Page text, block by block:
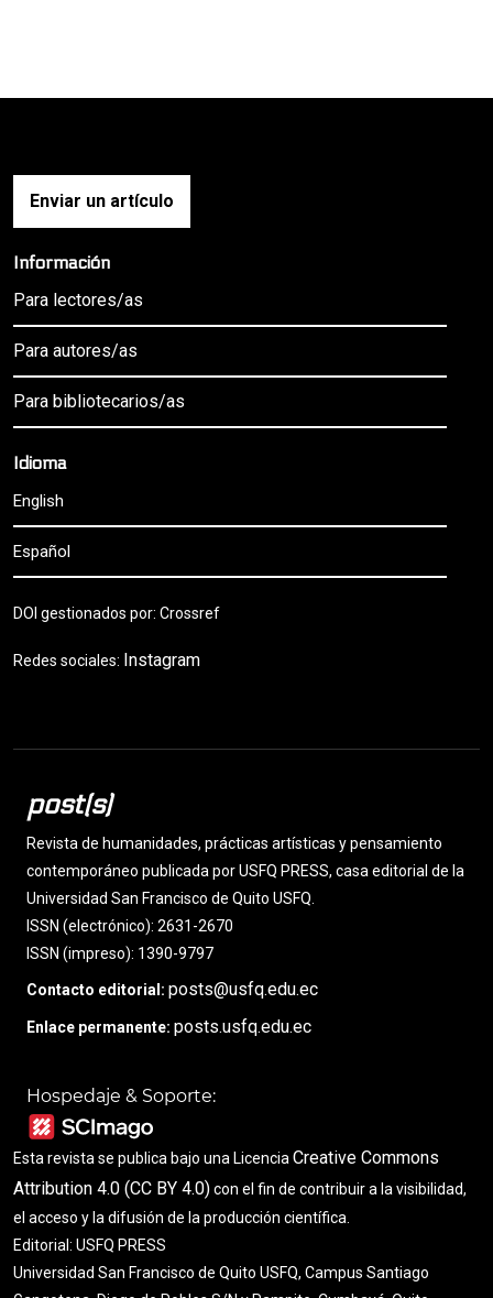
Enviar un artículo
Información
Para lectores/as
Para autores/as
Para bibliotecarios/as
Idioma
English
Español
DOI gestionados por: Crossref
Redes sociales: Instagram
post(s)
Revista de humanidades, prácticas artísticas y pensamiento
contemporáneo publicada por USFQ PRESS, casa editorial de la
Universidad San Francisco de Quito USFQ.
ISSN (electrónico): 2631-2670
ISSN (impreso): 1390-9797
Contacto editorial: posts@usfq.edu.ec
Enlace permanente: posts.usfq.edu.ec
Hospedaje & Soporte:
Esta revista se publica bajo una Licencia Creative Commons
Attribution 4.0 (CC BY 4.0)con el fin de contribuir a la visibilidad,
el acceso y la difusión de la producción científica.
Editorial: USFQ PRESS
Universidad San Francisco de Quito USFQ, Campus Santiago